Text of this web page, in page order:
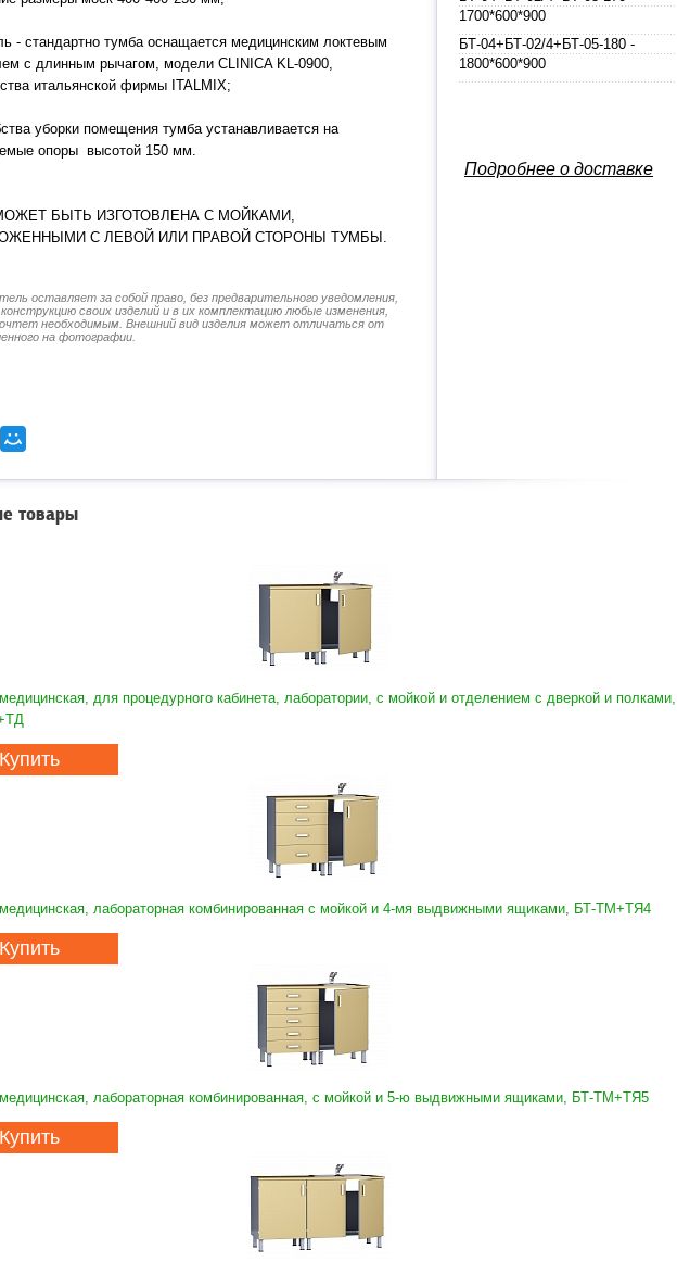
- стандартно тумба оснащается медицинским локтевым
с длинным рычагом, модели CLINICA KL-0900,
итальянской фирмы ITALMIX;
уборки помещения тумба устанавливается на
опоры высотой 150 мм.
БЫТЬ ИЗГОТОВЛЕНА С МОЙКАМИ,
С ЛЕВОЙ ИЛИ ПРАВОЙ СТОРОНЫ ТУМБЫ.
оставляет за собой право, без предварительного уведомления,
своих изделий и в их комплектацию любые изменения,
необходимым. Внешний вид изделия может отличаться от
на фотографии.
1700*600*900
БТ-04+БТ-02/4+БТ-05-180 -
1800*600*900
Подробнее о доставке
товары
для процедурного кабинета, лаборатории, с мойкой и отделением с дверкой и полками,
Купить
лабораторная комбинированная с мойкой и 4-мя выдвижными ящиками, БТ-ТМ+ТЯ4
Купить
лабораторная комбинированная, с мойкой и 5-ю выдвижными ящиками, БТ-ТМ+ТЯ5
Купить